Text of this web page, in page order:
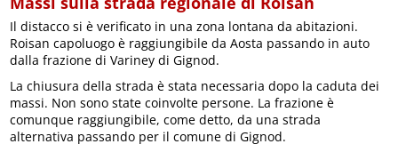
Il distacco si è verificato in una zona lontana da abitazioni.
Roisan capoluogo è raggiungibile da Aosta passando in auto
dalla frazione di Variney di Gignod.
La chiusura della strada è stata necessaria dopo la caduta dei
massi. Non sono state coinvolte persone. La frazione è
comunque raggiungibile, come detto, da una strada
alternativa passando per il comune di Gignod.